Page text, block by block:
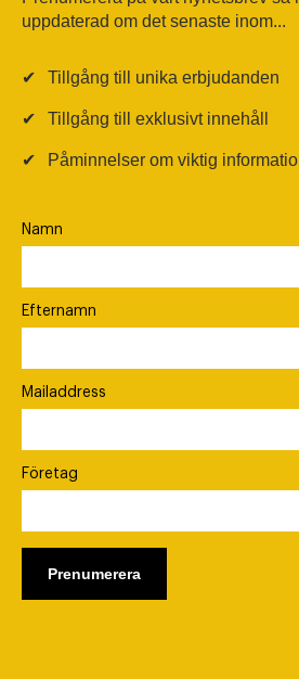
uppdaterad om det senaste inom...
✔ Tillgång till unika erbjudanden
✔ Tillgång till exklusivt innehåll
✔ Påminnelser om viktig
Namn
Efternamn
Mailaddress
Företag